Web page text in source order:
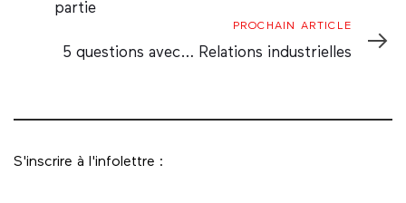
partie
Article
PROCHAIN ARTICLE
5 questions avec… Relations industrielles
S'inscrire à l'infolettre :